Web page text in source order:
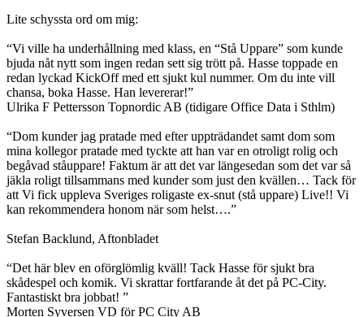
Lite schyssta ord om mig:
“Vi ville ha underhållning med klass, en “Stå Uppare” som kunde
bjuda nåt nytt som ingen redan sett sig trött på. Hasse toppade en
redan lyckad KickOff med ett sjukt kul nummer. Om du inte vill
chansa, boka Hasse. Han levererar!”
Ulrika F Pettersson Topnordic AB (tidigare Office Data i Sthlm)
“Dom kunder jag pratade med efter uppträdandet samt dom som
mina kollegor pratade med tyckte att han var en otroligt rolig och
begåvad ståuppare! Faktum är att det var längesedan som det var så
jäkla roligt tillsammans med kunder som just den kvällen… Tack för
att Vi fick uppleva Sveriges roligaste ex-snut (stå uppare) Live!! Vi
kan rekommendera honom när som helst….”
Stefan Backlund, Aftonbladet
“Det här blev en oförglömlig kväll! Tack Hasse för sjukt bra
skådespel och komik. Vi skrattar fortfarande åt det på PC-City.
Fantastiskt bra jobbat! ”
Morten Syversen VD för PC City AB